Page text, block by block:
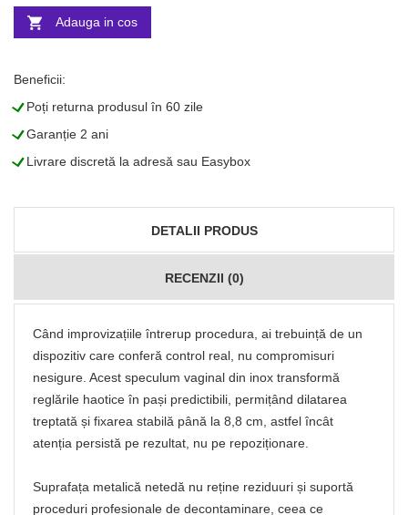
Adauga in cos
Beneficii:
LPoți returna produsul în 60 zile
LGaranție 2 ani
LLivrare discretă la adresă sau Easybox
DETALII PRODUS
RECENZII (0)
Când improvizațiile întrerup procedura, ai trebuință de un
dispozitiv care conferă control real, nu compromisuri
nesigure. Acest speculum vaginal din inox transformă
reglările haotice în pași predictibili, permițând dilatarea
treptată și fixarea stabilă până la 8,8 cm, astfel încât
atenția persistă pe rezultat, nu pe repoziționare.
Suprafața metalică netedă nu reține reziduuri și suportă
proceduri profesionale de decontaminare, ceea ce